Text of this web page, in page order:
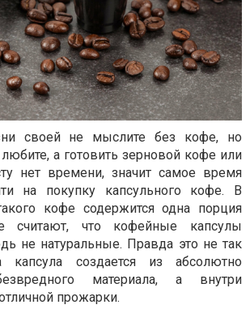
своей не мыслите без кофе, но
а готовить зерновой кофе или
нет времени, значит самое время
на покупку капсульного кофе. В
кофе содержится одна порция
считают, что кофейные капсулы
не натуральные. Правда это не так
капсула создается из абсолютно
материала, а внутри
прожарки.